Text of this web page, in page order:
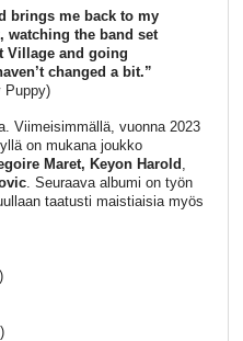
brings me back to my
watching the band set
Village and going
changed a bit.”
Puppy)
Viimeisimmällä, vuonna 2023
on mukana joukko
Maret, Keyon Harold ,
. Seuraava albumi on työn
taatusti maistiaisia myös